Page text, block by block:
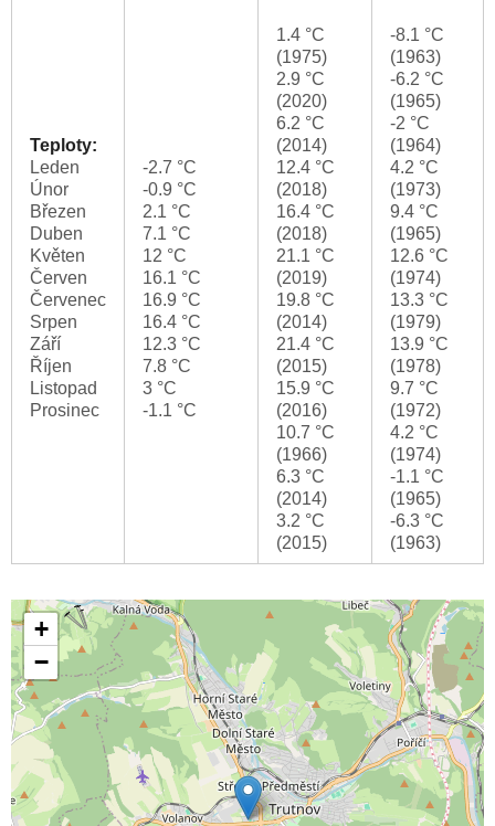
Teploty:
Leden
Únor
Březen
Duben
Květen
Červen
Červenec
Srpen
Září
Říjen
Listopad
Prosinec
-2.7 °C
-0.9 °C
2.1 °C
7.1 °C
12 °C
16.1 °C
16.9 °C
16.4 °C
12.3 °C
7.8 °C
3 °C
-1.1 °C
1.4 °C
(1975)
2.9 °C
(2020)
6.2 °C
(2014)
12.4 °C
(2018)
16.4 °C
(2018)
21.1 °C
(2019)
19.8 °C
(2014)
21.4 °C
(2015)
15.9 °C
(2016)
10.7 °C
(1966)
6.3 °C
(2014)
3.2 °C
(2015)
-8.1 °C
(1963)
-6.2 °C
(1965)
-2 °C
(1964)
4.2 °C
(1973)
9.4 °C
(1965)
12.6 °C
(1974)
13.3 °C
(1979)
13.9 °C
(1978)
9.7 °C
(1972)
4.2 °C
(1974)
-1.1 °C
(1965)
-6.3 °C
(1963)
+
−